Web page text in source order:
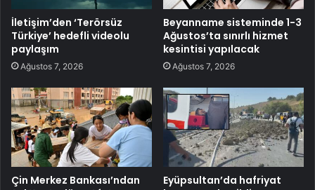
İletişim’den ‘Terörsüz
Türkiye’ hedefli videolu
paylaşım
Ağustos 7, 2026
Beyanname sisteminde 1-3
Ağustos’ta sınırlı hizmet
kesintisi yapılacak
Ağustos 7, 2026
Çin Merkez Bankası’ndan
Eyüpsultan’da hafriyat